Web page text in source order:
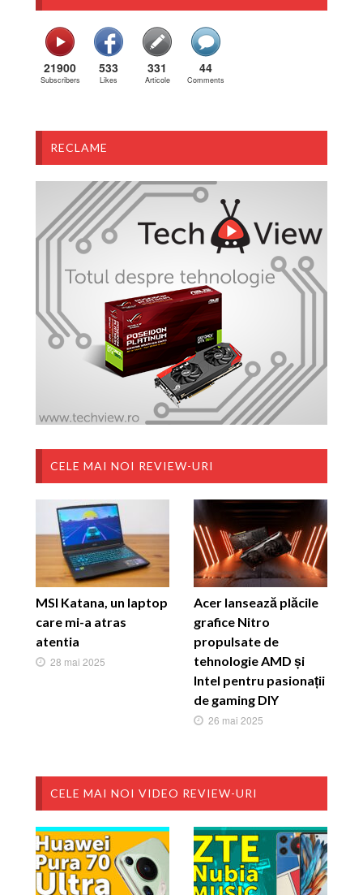
21900
Subscribers
533
Likes
331
Articole
44
Comments
RECLAME
CELE MAI NOI REVIEW-URI
MSI Katana, un laptop
care mi-a atras
atentia
28 mai 2025
Acer lansează plăcile
grafice Nitro
propulsate de
tehnologie AMD și
Intel pentru pasionații
de gaming DIY
26 mai 2025
CELE MAI NOI VIDEO REVIEW-URI